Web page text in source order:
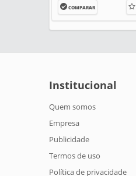
COMPARAR
Institucional
Quem somos
Empresa
Publicidade
Termos de uso
Política de privacidade